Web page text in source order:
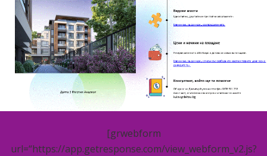
[grwebform
url=“https://app.getresponse.com/view_webform_v2.js?